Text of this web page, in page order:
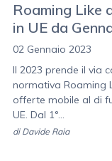
Roaming Like
in UE da
02 Gennaio 2023
Il 2023 prende il via
normativa Roaming
offerte mobile al di
UE. Dal 1°...
di Davide Raia